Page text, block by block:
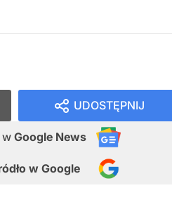
UDOSTĘPNIJ
w Google News
w Google